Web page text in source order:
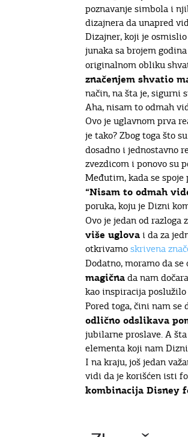
poznavanje simbola i
dizajnera da unapred
Dizajner, koji je
junaka sa brojem
originalnom obliku
značenjem shvatio
način, na šta je, sigurni
Aha, nisam to odmah
Ovo je uglavnom prva
je tako? Zbog toga što su
dosadno i jednostavno
zvezdicom i ponovo su
Međutim, kada se
“Nisam to odmah
poruka, koju je Dizni
Ovo je jedan od
više uglova i da za
otkrivamo skrivena
Dodatno, moramo da se
magična da nam
kao inspiracija
Pored toga, čini nam se
odlično odslikava
jubilarne proslave. A
elementa koji nam
I na kraju, još jedan
vidi da je korišćen isti
kombinacija Disney